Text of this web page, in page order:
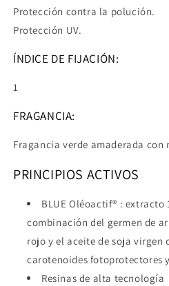
Protección contra la polución.
Protección UV.
ÍNDICE DE FIJACIÓN:
1
FRAGANCIA:
Fragancia verde amaderada
PRINCIPIOS ACTIVOS
BLUE Oléoactif® :
combinación del germen de
rojo y el aceite de soja virgen
carotenoides fotoprotectores
Resinas de alta tecnología